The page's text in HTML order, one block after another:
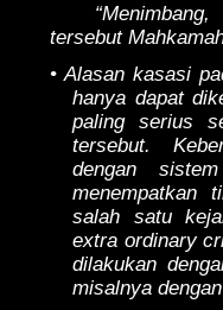
tersebut
• Alasan kasasi
hanya dapat
paling serius
tersebut.
dengan
menempatkan
salah satu
extra ordinary
dilakukan
misalnya